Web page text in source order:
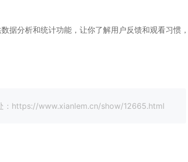
据分析和统计功能，让你了解用户反馈和观看习惯，
：https://www.xianlem.cn/show/12665.html